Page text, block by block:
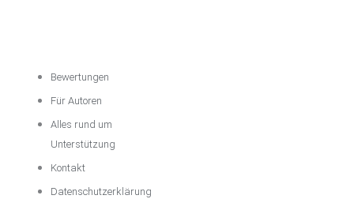
Bewertungen
Für Autoren
Alles rund um
Unterstützung
Kontakt
Datenschutzerklärung